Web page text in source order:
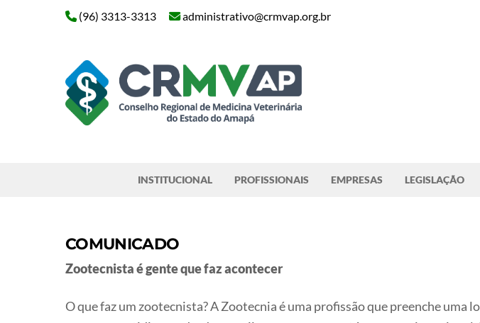
(96) 3313-3313
administrativo@crmvap.org.br
INSTITUCIONAL PROFISSIONAIS EMPRESAS LEGISLAÇÃO
COMUNICADO
Zootecnista é gente que faz acontecer
O que faz um zootecnista? A Zootecnia é uma profissão que preenche uma